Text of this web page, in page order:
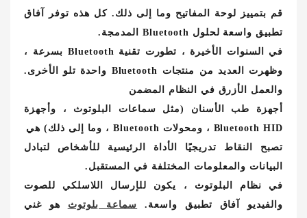
قم بتمييز لوحة المفاتيح وما إلى ذلك. كل هذه توفر آفاق
تطبيق واسعة لحلول Bluetooth المدمجة.
في السنوات الأخيرة ، تطورت تقنية Bluetooth بسرعة ،
وظهرت العديد من منتجات Bluetooth واحدة تلو الأخرى.
والعمل الأزرق في النظام المضمن
أجهزة طب الأسنان (مثل سماعات البلوتوث ، وأجهزة
Bluetooth HID ، ومحولات Bluetooth ، وما إلى ذلك) هي
تصبح النقاط تدريجيًا الأداة الرئيسية للأشخاص لتبادل
البيانات والمعلومات المختلفة في المستقبل.
في نظام البلوتوث ، يكون للإرسال اللاسلكي للصوت
والفيديو آفاق تطبيق واسعة.
سماعة بلوتوث
هو غني